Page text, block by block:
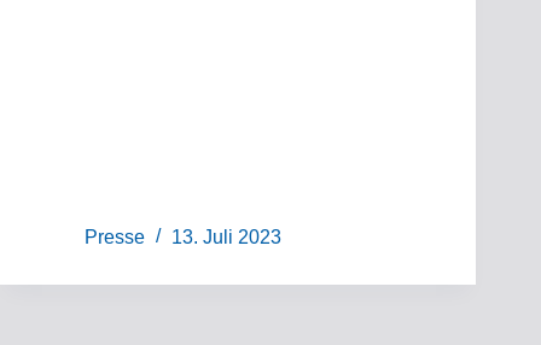
Presse 13. Juli 2023